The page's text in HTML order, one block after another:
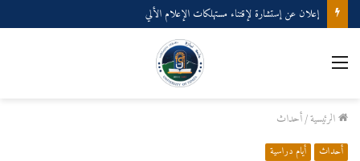
إعلان عن إستشارة لإقتناء مستهلكات الإعلام الألي
القائمة
الرئيسية/أحداث
أحداث أيام دراسية